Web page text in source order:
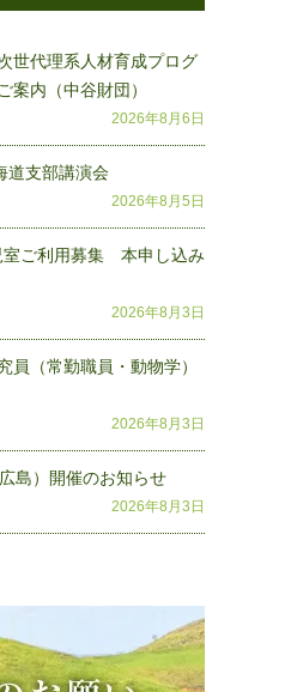
世代理系人材育成プログ
案内（中谷財団）
2026年8月6日
道支部講演会
2026年8月5日
室ご利用募集 本申し込み
2026年8月3日
員（常勤職員・動物学）
2026年8月3日
島）開催のお知らせ
2026年8月3日